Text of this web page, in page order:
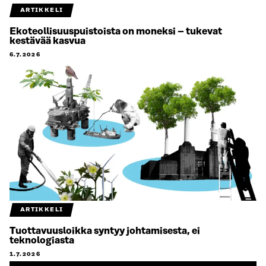
ARTIKKELI
Ekoteollisuuspuistoista on moneksi – tukevat
kestävää kasvua
6.7.2026
ARTIKKELI
Tuottavuusloikka syntyy johtamisesta, ei
teknologiasta
1.7.2026